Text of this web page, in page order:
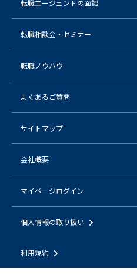
転職エージェントの面談
転職相談会・セミナー
転職ノウハウ
よくあるご質問
サイトマップ
会社概要
マイページログイン
個人情報の取り扱い
利用規約